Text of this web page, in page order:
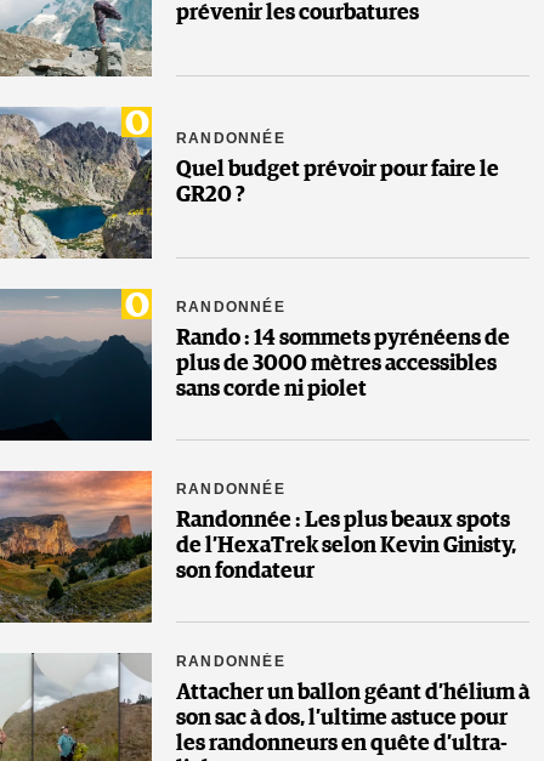
prévenir les courbatures
RANDONNÉE
Quel budget prévoir pour faire le
GR20 ?
RANDONNÉE
Rando : 14 sommets pyrénéens de
plus de 3000 mètres accessibles
sans corde ni piolet
RANDONNÉE
Randonnée : Les plus beaux spots
de l’HexaTrek selon Kevin Ginisty,
son fondateur
RANDONNÉE
Attacher un ballon géant d’hélium à
son sac à dos, l’ultime astuce pour
les randonneurs en quête d’ultra-